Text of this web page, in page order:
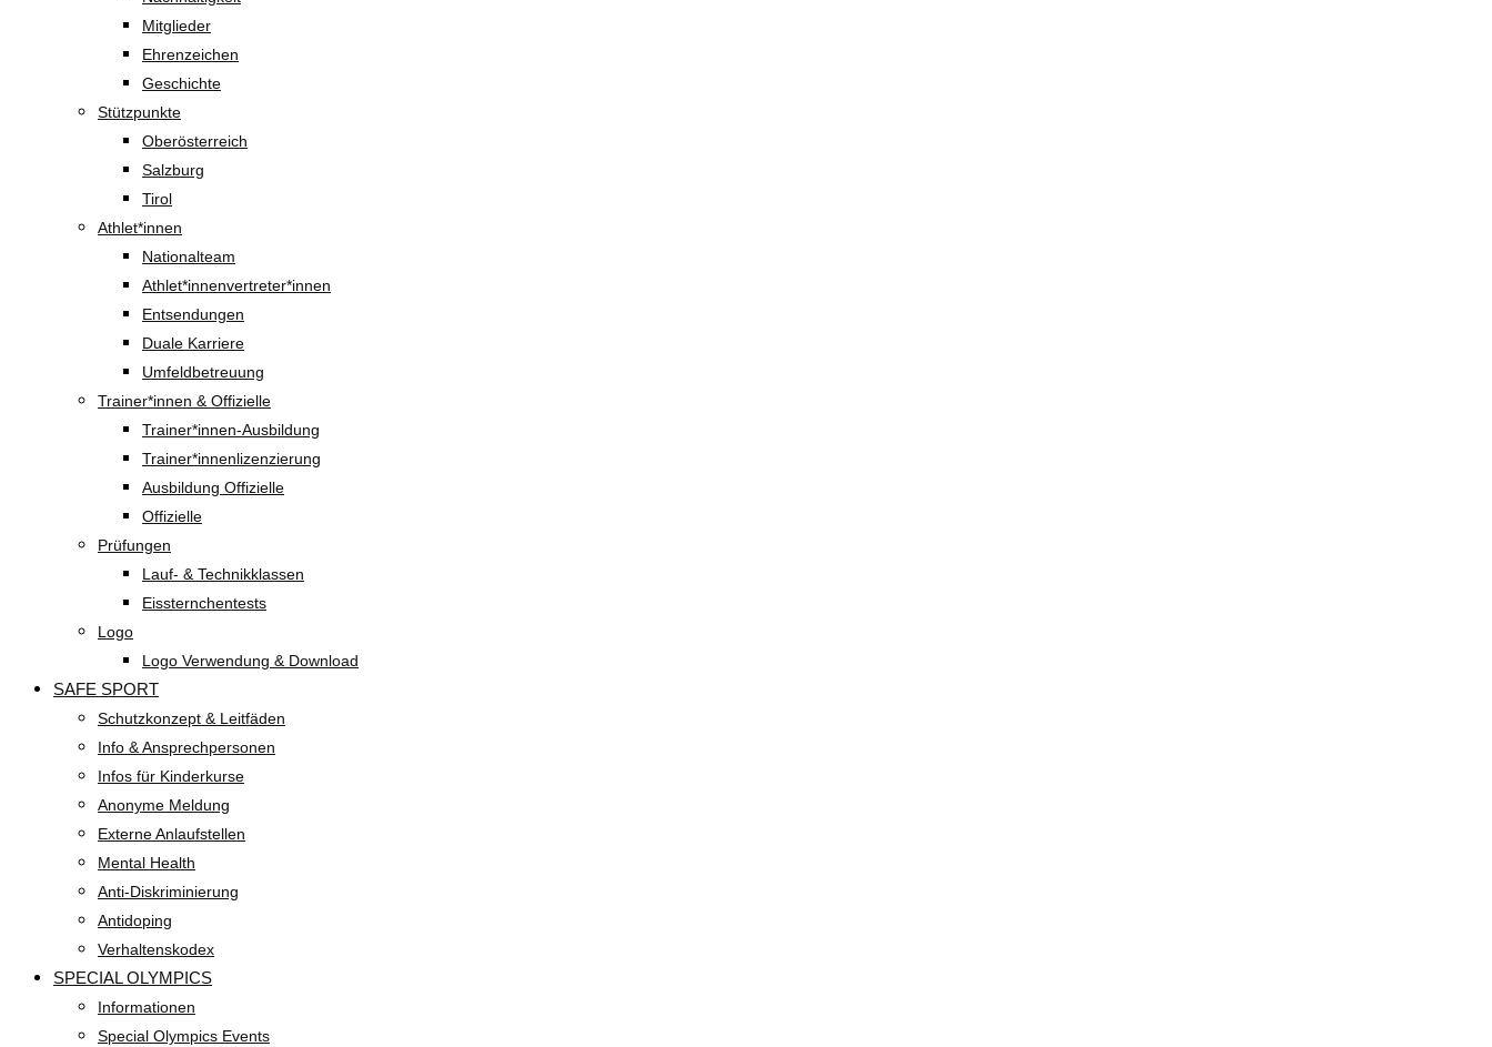
Mitglieder
Ehrenzeichen
Geschichte
Stützpunkte
Oberösterreich
Salzburg
Tirol
Athlet*innen
Nationalteam
Athlet*innenvertreter*innen
Entsendungen
Duale Karriere
Umfeldbetreuung
Trainer*innen & Offizielle
Trainer*innen-Ausbildung
Trainer*innenlizenzierung
Ausbildung Offizielle
Offizielle
Prüfungen
Lauf- & Technikklassen
Eissternchentests
Logo
Logo Verwendung & Download
SAFE SPORT
Schutzkonzept & Leitfäden
Info & Ansprechpersonen
Infos für Kinderkurse
Anonyme Meldung
Externe Anlaufstellen
Mental Health
Anti-Diskriminierung
Antidoping
Verhaltenskodex
SPECIAL OLYMPICS
Informationen
Special Olympics Events